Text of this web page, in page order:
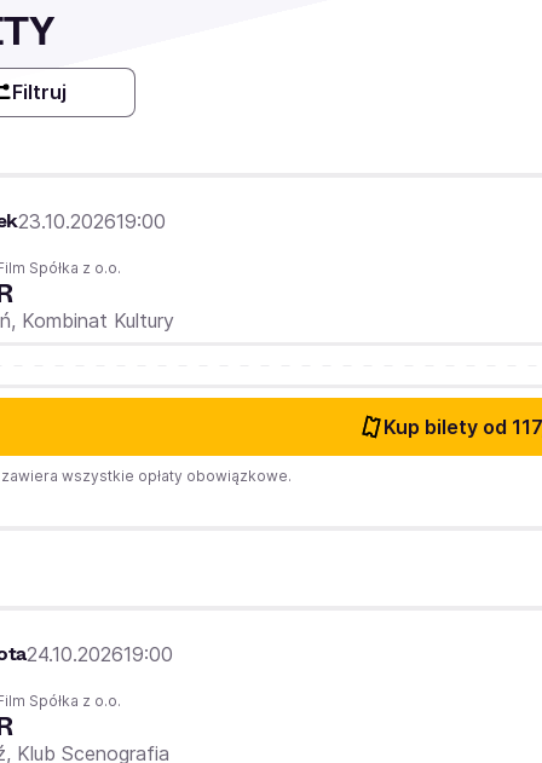
Filtruj
23.10.202619:00
Spółka z o.o.
Kombinat Kultury
Kup bilety od
wszystkie opłaty obowiązkowe.
24.10.202619:00
Spółka z o.o.
Klub Scenografia